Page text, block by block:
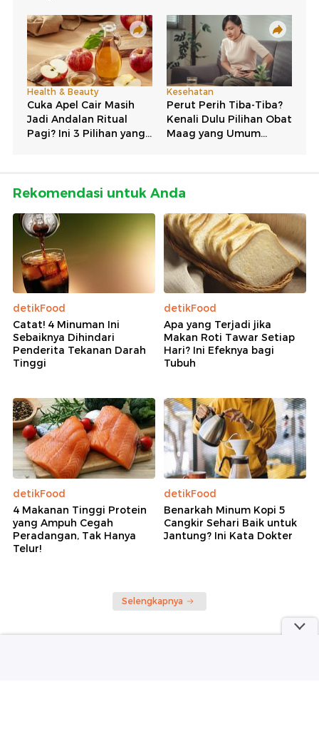
Rekomendasi untuk Anda
detikFood
Catat! 4 Minuman Ini
Sebaiknya Dihindari
Penderita Tekanan Darah
Tinggi
detikFood
Apa yang Terjadi jika
Makan Roti Tawar Setiap
Hari? Ini Efeknya bagi
Tubuh
detikFood
4 Makanan Tinggi Protein
yang Ampuh Cegah
Peradangan, Tak Hanya
Telur!
detikFood
Benarkah Minum Kopi 5
Cangkir Sehari Baik untuk
Jantung? Ini Kata Dokter
Selengkapnya